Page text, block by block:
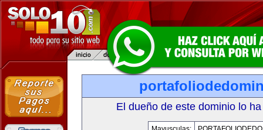
El dueño de este dominio lo